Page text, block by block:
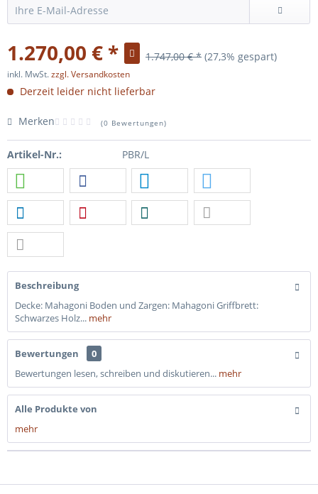
1.270,00 € * 1.747,00 € * (27,3% gespart)
inkl. MwSt.zzgl. Versandkosten
Derzeit leider nicht lieferbar
Merken (0 Bewertungen)
Artikel-Nr.: PBR/L
Beschreibung
Decke: Mahagoni Boden und Zargen: Mahagoni Griffbrett:
Schwarzes Holz... mehr
Bewertungen
0
Bewertungen lesen, schreiben und diskutieren... mehr
Alle Produkte von
mehr